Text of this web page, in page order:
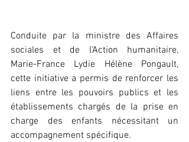
Conduite par la ministre des Affaires
sociales et de l’Action humanitaire,
Marie-France Lydie Hélène Pongault,
cette initiative a permis de renforcer les
liens entre les pouvoirs publics et les
établissements chargés de la prise en
charge des enfants nécessitant un
accompagnement spécifique.